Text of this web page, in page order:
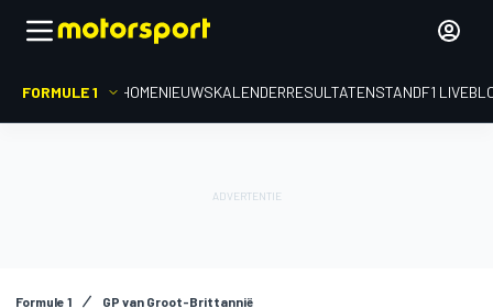
FORMULE 1 HOMENIEUWSKALENDERRESULTATENSTANDF1
Formule 1 GP van Groot-Brittannië